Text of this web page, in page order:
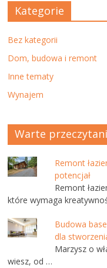
Kategorie
Bez kategorii
Dom, budowa i remont
Inne tematy
Wynajem
Warte
Remont
potencjał
Remont
które wymaga
Budowa
dla
Marzysz o
wiesz, od …